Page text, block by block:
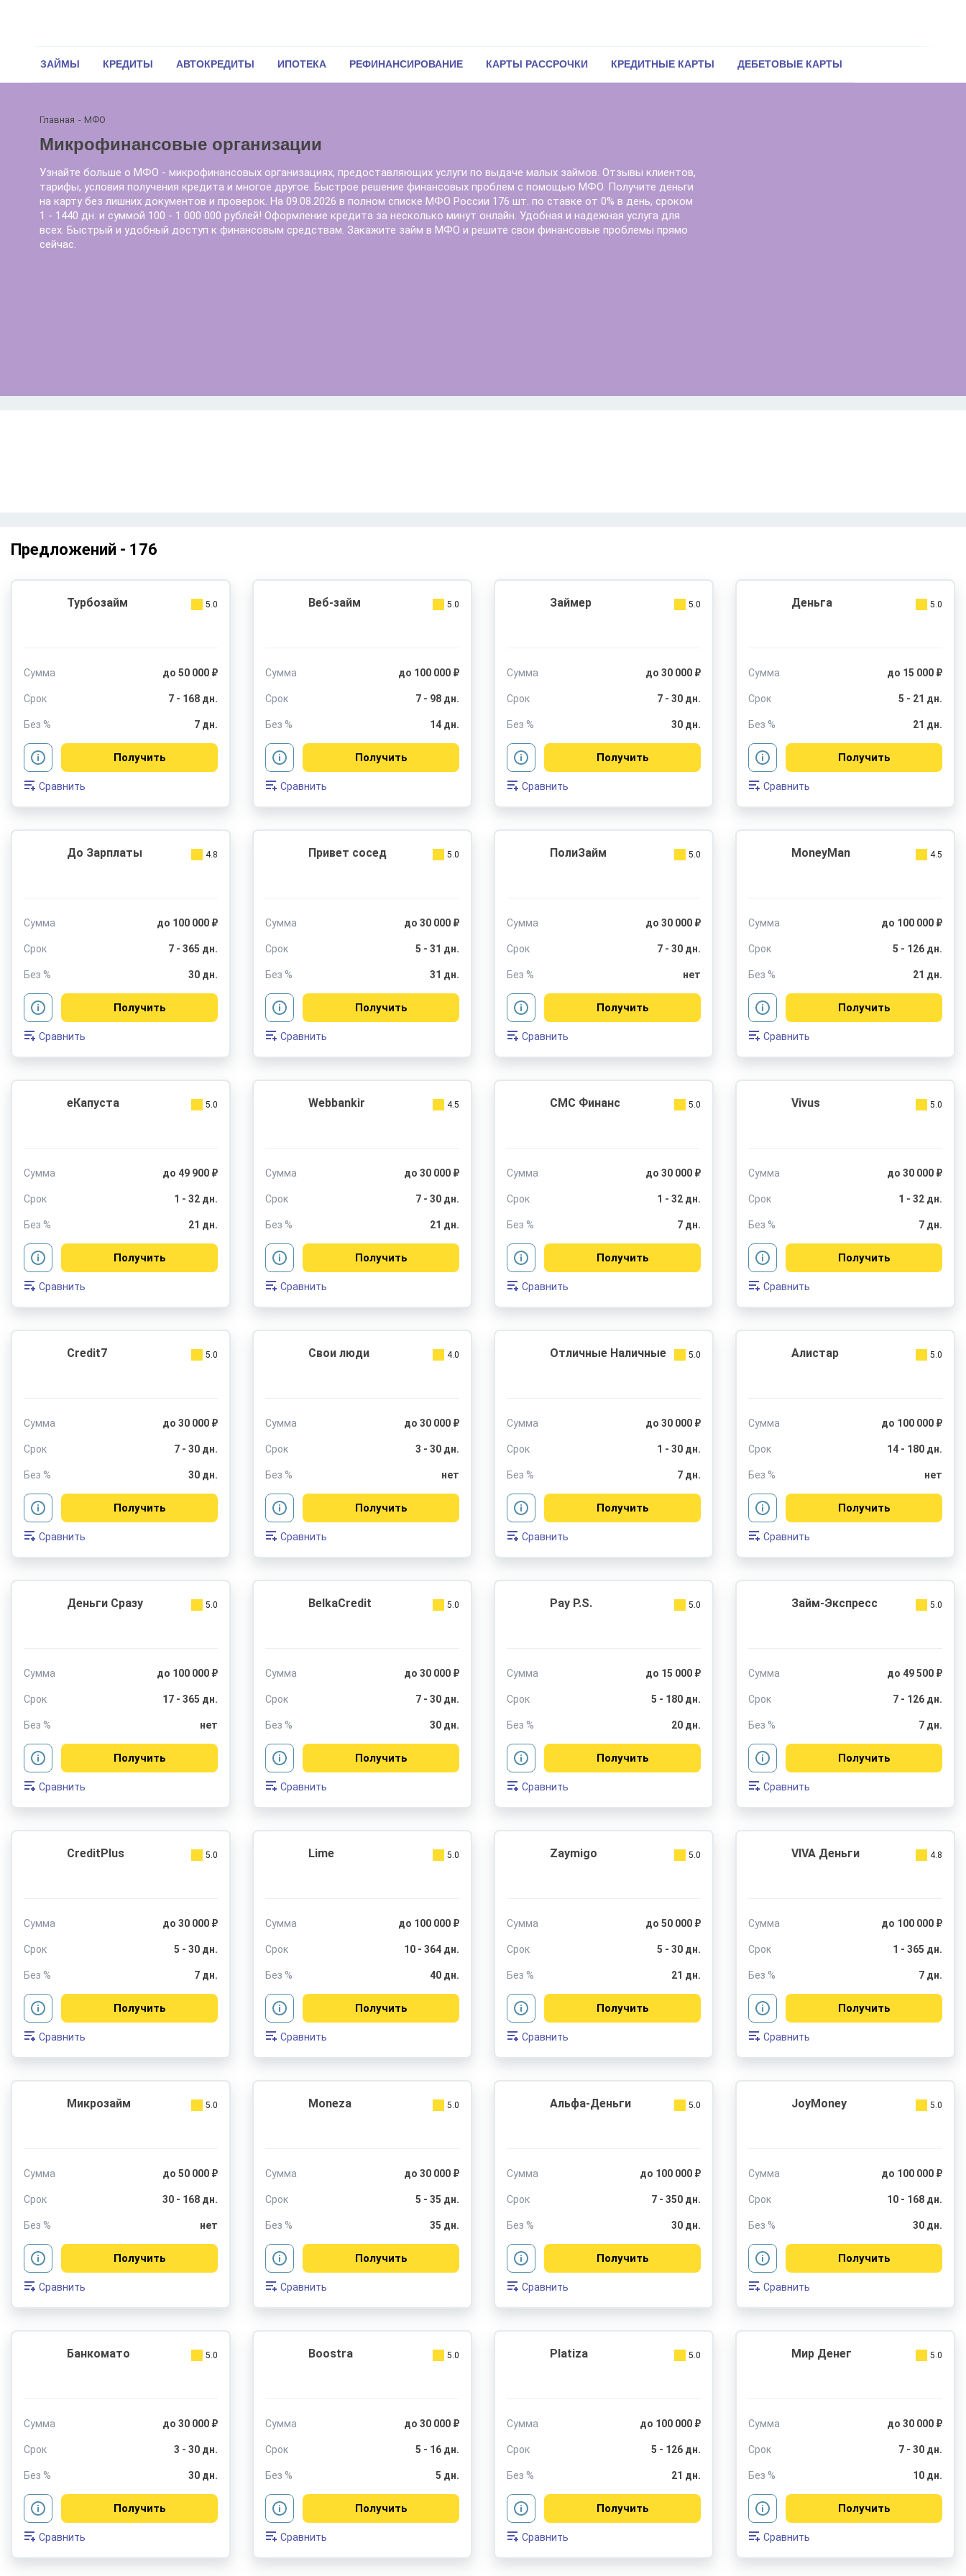
ЗАЙМЫ КРЕДИТЫ АВТОКРЕДИТЫ ИПОТЕКА РЕФИНАНСИРОВАНИЕ КАРТЫ РАССРОЧКИ КРЕДИТНЫЕ КАРТЫ ДЕБЕТОВЫЕ КАРТЫ
Главная МФО
Микрофинансовые организации
Узнайте больше о МФО - микрофинансовых организациях, предоставляющих услуги по выдаче малых займов. Отзывы клиентов,
тарифы, условия получения кредита и многое другое. Быстрое решение финансовых проблем с помощью МФО. Получите деньги
на карту без лишних документов и проверок. На 09.08.2026 в полном списке МФО России 176 шт. по ставке от 0% в день, сроком
1 - 1440 дн. и суммой 100 - 1 000 000 рублей! Оформление кредита за несколько минут онлайн. Удобная и надежная услуга для
всех. Быстрый и удобный доступ к финансовым средствам. Закажите займ в МФО и решите свои финансовые проблемы прямо
сейчас.
Предложений - 176
Турбозайм 5.0
Сумма до 50 000 ₽
Срок 7 - 168 дн.
Без % 7 дн.
Получить
Сравнить
Веб-займ 5.0
Сумма до 100 000 ₽
Срок 7 - 98 дн.
Без % 14 дн.
Получить
Сравнить
Займер 5.0
Сумма до 30 000 ₽
Срок 7 - 30 дн.
Без % 30 дн.
Получить
Сравнить
Деньга 5.0
Сумма до 15 000 ₽
Срок 5 - 21 дн.
Без % 21 дн.
Получить
Сравнить
До Зарплаты 4.8
Сумма до 100 000 ₽
Срок 7 - 365 дн.
Без % 30 дн.
Получить
Сравнить
Привет сосед 5.0
Сумма до 30 000 ₽
Срок 5 - 31 дн.
Без % 31 дн.
Получить
Сравнить
ПолиЗайм 5.0
Сумма до 30 000 ₽
Срок 7 - 30 дн.
Без % нет
Получить
Сравнить
MoneyMan 4.5
Сумма до 100 000 ₽
Срок 5 - 126 дн.
Без % 21 дн.
Получить
Сравнить
еКапуста 5.0
Сумма до 49 900 ₽
Срок 1 - 32 дн.
Без % 21 дн.
Получить
Сравнить
Webbankir 4.5
Сумма до 30 000 ₽
Срок 7 - 30 дн.
Без % 21 дн.
Получить
Сравнить
СМС Финанс 5.0
Сумма до 30 000 ₽
Срок 1 - 32 дн.
Без % 7 дн.
Получить
Сравнить
Vivus 5.0
Сумма до 30 000 ₽
Срок 1 - 32 дн.
Без % 7 дн.
Получить
Сравнить
Credit7 5.0
Сумма до 30 000 ₽
Срок 7 - 30 дн.
Без % 30 дн.
Получить
Сравнить
Свои люди 4.0
Сумма до 30 000 ₽
Срок 3 - 30 дн.
Без % нет
Получить
Сравнить
Отличные Наличные 5.0
Сумма до 30 000 ₽
Срок 1 - 30 дн.
Без % 7 дн.
Получить
Сравнить
Алистар 5.0
Сумма до 100 000 ₽
Срок 14 - 180 дн.
Без % нет
Получить
Сравнить
Деньги Сразу 5.0
Сумма до 100 000 ₽
Срок 17 - 365 дн.
Без % нет
Получить
Сравнить
BelkaCredit 5.0
Сумма до 30 000 ₽
Срок 7 - 30 дн.
Без % 30 дн.
Получить
Сравнить
Pay P.S. 5.0
Сумма до 15 000 ₽
Срок 5 - 180 дн.
Без % 20 дн.
Получить
Сравнить
Займ-Экспресс 5.0
Сумма до 49 500 ₽
Срок 7 - 126 дн.
Без % 7 дн.
Получить
Сравнить
CreditPlus 5.0
Сумма до 30 000 ₽
Срок 5 - 30 дн.
Без % 7 дн.
Получить
Сравнить
Lime 5.0
Сумма до 100 000 ₽
Срок 10 - 364 дн.
Без % 40 дн.
Получить
Сравнить
Zaymigo 5.0
Сумма до 50 000 ₽
Срок 5 - 30 дн.
Без % 21 дн.
Получить
Сравнить
VIVA Деньги 4.8
Сумма до 100 000 ₽
Срок 1 - 365 дн.
Без % 7 дн.
Получить
Сравнить
Микрозайм 5.0
Сумма до 50 000 ₽
Срок 30 - 168 дн.
Без % нет
Получить
Сравнить
Moneza 5.0
Сумма до 30 000 ₽
Срок 5 - 35 дн.
Без % 35 дн.
Получить
Сравнить
Альфа-Деньги 5.0
Сумма до 100 000 ₽
Срок 7 - 350 дн.
Без % 30 дн.
Получить
Сравнить
JoyMoney 5.0
Сумма до 100 000 ₽
Срок 10 - 168 дн.
Без % 30 дн.
Получить
Сравнить
Банкомато 5.0
Сумма до 30 000 ₽
Срок 3 - 30 дн.
Без % 30 дн.
Получить
Сравнить
Boostra 5.0
Сумма до 30 000 ₽
Срок 5 - 16 дн.
Без % 5 дн.
Получить
Сравнить
Platiza 5.0
Сумма до 100 000 ₽
Срок 5 - 126 дн.
Без % 21 дн.
Получить
Сравнить
Мир Денег 5.0
Сумма до 30 000 ₽
Срок 7 - 30 дн.
Без % 10 дн.
Получить
Сравнить